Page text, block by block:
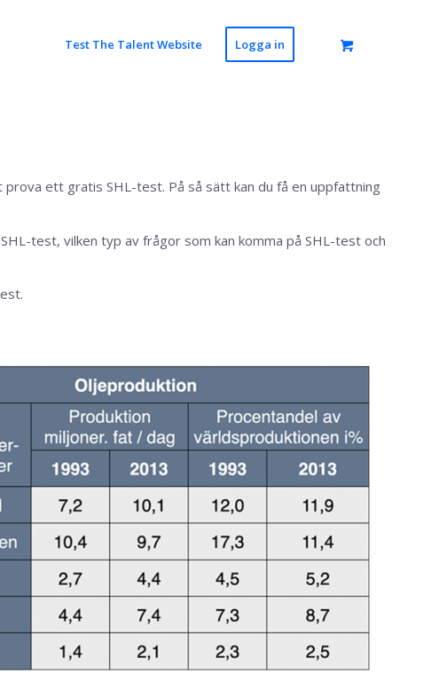
Test The Talent Website Logga in
ett gratis SHL-test. På så sätt kan du få en uppfattning
test, vilken typ av frågor som kan komma på SHL-test och